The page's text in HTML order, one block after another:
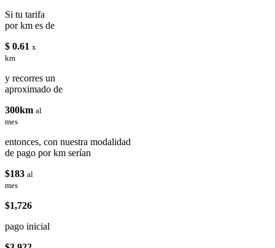
Si tu tarifa
por km es de
$ 0.61 x
km
y recorres un
aproximado de
300km al
mes
entonces, con nuestra modalidad
de pago por km serían
$183 al
mes
$1,726
pago inicial